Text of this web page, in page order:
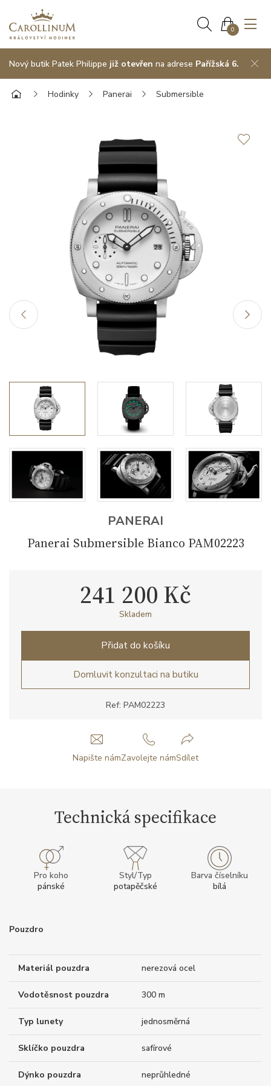
0
Nový butik Patek Philippe již otevřen na adrese Pařížská 6.
Hodinky Panerai Submersible
PANERAI
Panerai Submersible Bianco PAM02223
Ref: PAM02223
241 200 Kč
Skladem
Přidat do košíku
Domluvit konzultaci na butiku
Napište námZavolejte námSdílet
Technická specifikace
Pro koho
pánské
Styl/Typ
potapěčské
Barva číselníku
bílá
Pouzdro
Materiál pouzdra nerezová ocel
Vodotěsnost pouzdra 300 m
Typ lunety jednosměrná
Sklíčko pouzdra safírové
Dýnko pouzdra neprůhledné